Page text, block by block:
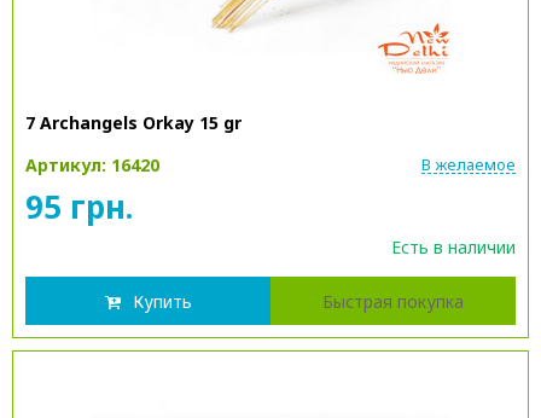
7 Archangels Orkay 15 gr
Артикул: 16420
В желаемое
95 грн.
Есть в наличии
Купить Быстрая покупка